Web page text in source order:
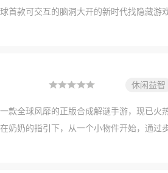
首款可交互的脑洞大开的新时代找隐藏游
来什么惊喜呢？这可不是一款普通的找隐
物
休闲益智
一款全球风靡的正版合成解谜手游，现已火
奶奶的指引下，从一个小物件开始，通过